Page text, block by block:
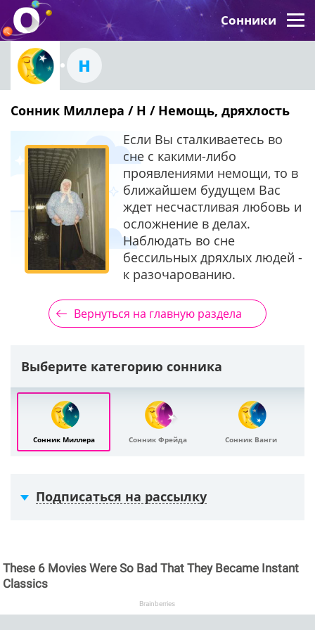
Сонники
Н
Сонник Миллера / Н / Немощь, дряхлость
Если Вы сталкиваетесь во
сне с какими-либо
проявлениями немощи, то в
ближайшем будущем Вас
ждет несчастливая любовь и
осложнение в делах.
Наблюдать во сне
бессильных дряхлых людей -
к разочарованию.
Вернуться на главную раздела
Выберите категорию сонника
Сонник Миллера Сонник Фрейда Сонник Ванги
Подписаться на рассылку
These 6 Movies Were So Bad That They Became Instant
Classics
Brainberries